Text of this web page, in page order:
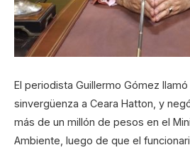
El periodista Guillermo Gómez
sinvergüenza a Ceara Hatton, y
más de un millón de pesos en el
Ambiente, luego de que el